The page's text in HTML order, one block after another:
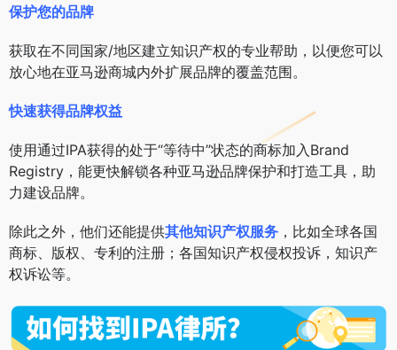
保护您的品牌
获取在不同国家/地区建立知识产权的专业帮助，以便您可以
放心地在亚马逊商城内外扩展品牌的覆盖范围。
快速获得品牌权益
使用通过IPA获得的处于“等待中”状态的商标加入Brand
Registry，能更快解锁各种亚马逊品牌保护和打造工具，助
力建设品牌。
除此之外，他们还能提供其他知识产权服务 ，比如全球各国
商标、版权、专利的注册；各国知识产权侵权投诉， 知识产
权诉讼等。